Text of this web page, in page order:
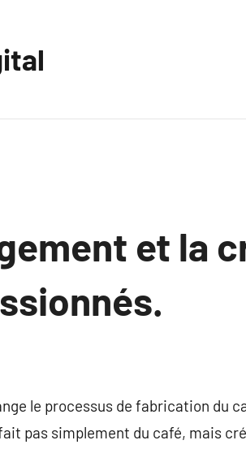
et la
le processus de fabrication du
pas simplement du café, mais